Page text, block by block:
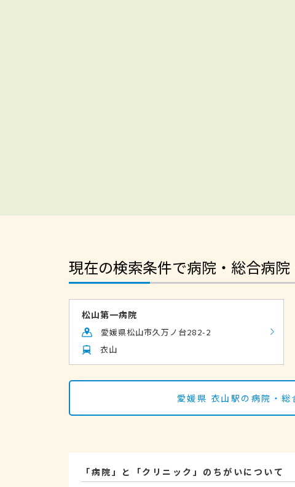
現在の検索条件で病院・総合病
松山第一病院
愛媛県松山市久万ノ台282-2
衣山
愛媛県 衣山駅の病院・
「病院」と「クリニック」のちがいについて